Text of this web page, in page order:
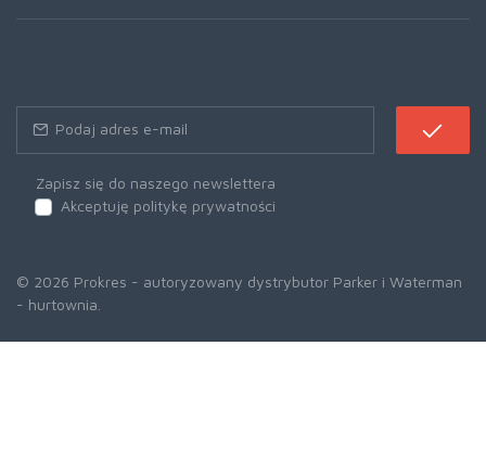
Zapisz się do naszego newslettera
Akceptuję politykę prywatności
© 2026 Prokres - autoryzowany dystrybutor Parker i Waterman
- hurtownia.